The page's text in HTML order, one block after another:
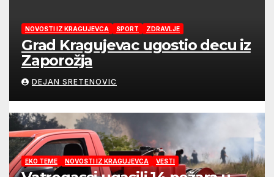
NOVOSTI IZ KRAGUJEVCA SPORT ZDRAVLJE
Grad Kragujevac ugostio decu iz
Zaporožja
DEJAN SRETENOVIC
EKO TEME NOVOSTI IZ KRAGUJEVCA VESTI